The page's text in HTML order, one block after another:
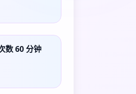
数 60 分钟